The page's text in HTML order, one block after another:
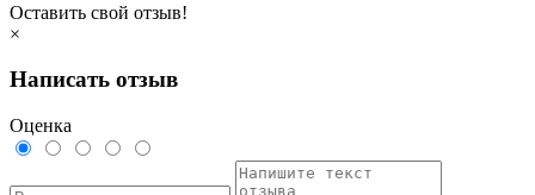
Оставить свой отзыв!
×
Написать отзыв
Оценка